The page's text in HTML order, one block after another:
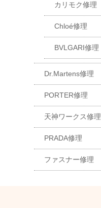
カリモク修理
Chloé修理
BVLGARI修理
Dr.Martens修理
PORTER修理
天神ワークス修理
PRADA修理
ファスナー修理